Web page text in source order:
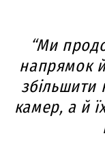
“Ми
напрямок
збільшити
камер, а й